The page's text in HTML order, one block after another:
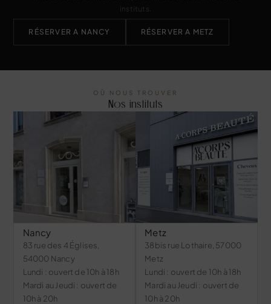
instituts.
RÉSERVER A NANCY RÉSERVER A METZ
OÙ NOUS TROUVER
Nos instituts
Nancy
83 rue des 4 Églises,
54000 Nancy
Lundi : ouvert de 10h à 18h
Mardi au Jeudi : ouvert de
10h à 20h
Metz
38bis rue Lothaire, 57000
Metz
Lundi : ouvert de 10h à 18h
Mardi au Jeudi : ouvert de
10h à 20h